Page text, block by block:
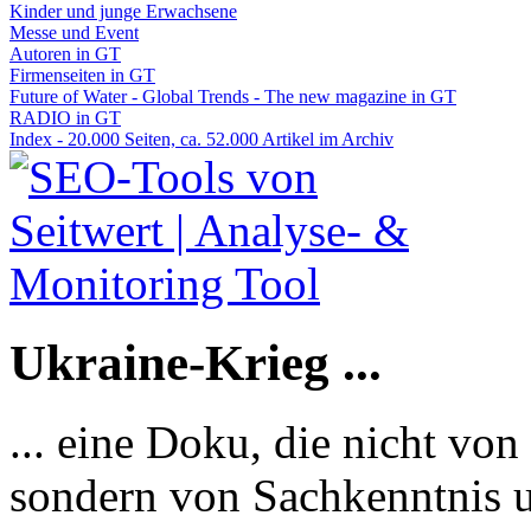
Kinder und junge Erwachsene
Messe und Event
Autoren in GT
Firmenseiten in GT
Future of Water - Global Trends - The new magazine in GT
RADIO in GT
Index - 20.000 Seiten, ca. 52.000 Artikel im Archiv
Ukraine-Krieg ...
... eine Doku, die nicht
sondern von Sachkenntnis